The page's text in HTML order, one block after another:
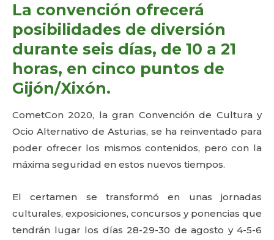
La convención ofrecerá
posibilidades de diversión
durante seis días, de 10 a 21
horas, en cinco puntos de
Gijón/Xixón.
CometCon 2020, la gran Convención de Cultura y
Ocio Alternativo de Asturias, se ha reinventado para
poder ofrecer los mismos contenidos, pero con la
máxima seguridad en estos nuevos tiempos.
El certamen se transformó en unas jornadas
culturales, exposiciones, concursos y ponencias que
tendrán lugar los días 28-29-30 de agosto y 4-5-6